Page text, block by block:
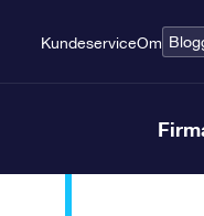
KundeserviceOm